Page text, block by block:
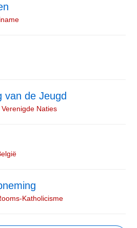
van de Jeugd
Naties
Katholicisme